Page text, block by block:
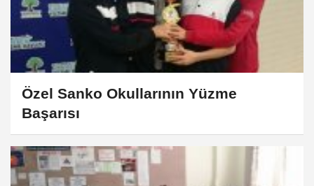
Özel Sanko Okullarının Yüzme
Başarısı